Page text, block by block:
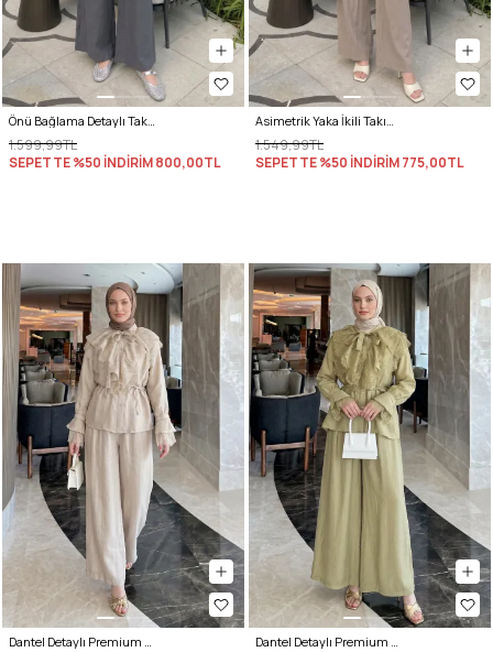
Önü Bağlama Detaylı Takım Y0143 - KOYU GRİ
1.599,99TL
SEPETTE %50 İNDİRİM800,00TL
Asimetrik Yaka İkili Takım 40720334 - VİZON
1.549,99TL
SEPETTE %50 İNDİRİM775,00TL
Dantel Detaylı Premium Takım 5325 - TAŞ RENGİ Dantel Detaylı Premium Takım 5325 - AÇIK HAKİ